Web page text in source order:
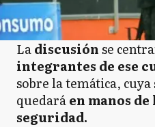
Ladiscusiónse
integrantes de ese
sobre la temática, cuya
quedaráen manos
seguridad.